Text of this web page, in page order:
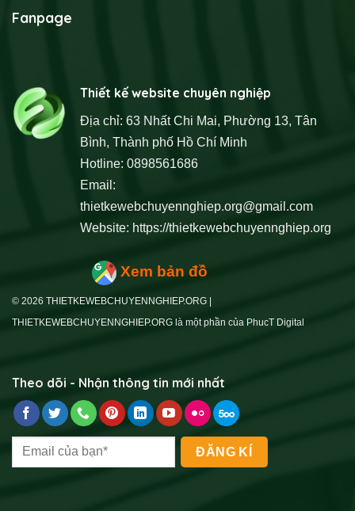
Fanpage
Thiết kế website chuyên nghiệp
Địa chỉ: 63 Nhất Chi Mai, Phường 13, Tân
Bình, Thành phố Hồ Chí Minh
Hotline: 0898561686
Email:
thietkewebchuyennghiep.org@gmail.com
Website: https://thietkewebchuyennghiep.org
Xem bản đồ
© 2026 THIETKEWEBCHUYENNGHIEP.ORG |
THIETKEWEBCHUYENNGHIEP.ORG là một phần của PhucT Digital
Theo dõi - Nhận thông tin mới nhất